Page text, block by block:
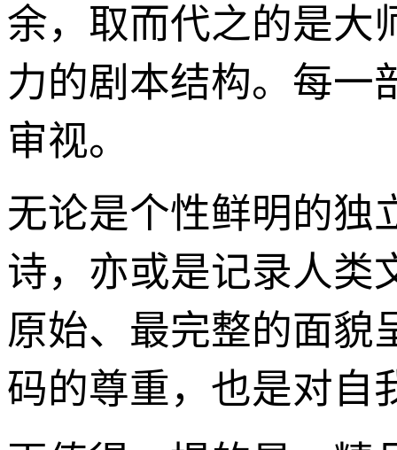
余，取而代之的是大
力的剧本结构。每一
审视。
无论是个性鲜明的独
诗，亦或是记录人类
原始、最完整的面貌
码的尊重，也是对自